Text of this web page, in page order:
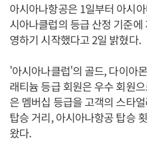
아시아나항공은 1일부터 아시
시아나클럽의 등급 산정 기준
영하기 시작했다고 2일 밝혔다.
'아시아나클럽'의 골드, 다이아
래티늄 등급 회원은 우수 회원
은 멤버십 등급을 고객의 스타
탑승 거리, 아시아나항공 탑승
왔다.